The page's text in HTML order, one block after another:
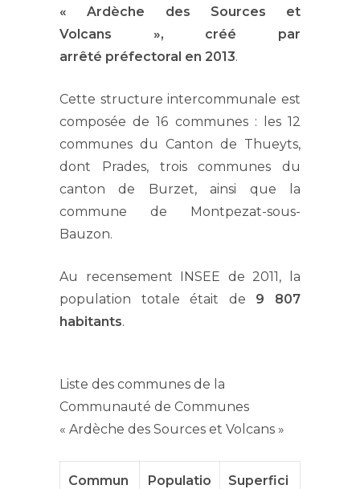
« Ardèche des Sources et
Volcans », créé par
arrêté préfectoral en 2013.
Cette structure intercommunale est
composée de 16 communes : les 12
communes du Canton de Thueyts,
dont Prades, trois communes du
canton de Burzet, ainsi que la
commune de Montpezat-sous-
Bauzon.
Au recensement INSEE de 2011, la
population totale était de 9 807
habitants.
Liste des communes de la
Communauté de Communes
« Ardèche des Sources et Volcans »
Commun
Populatio
Superfici